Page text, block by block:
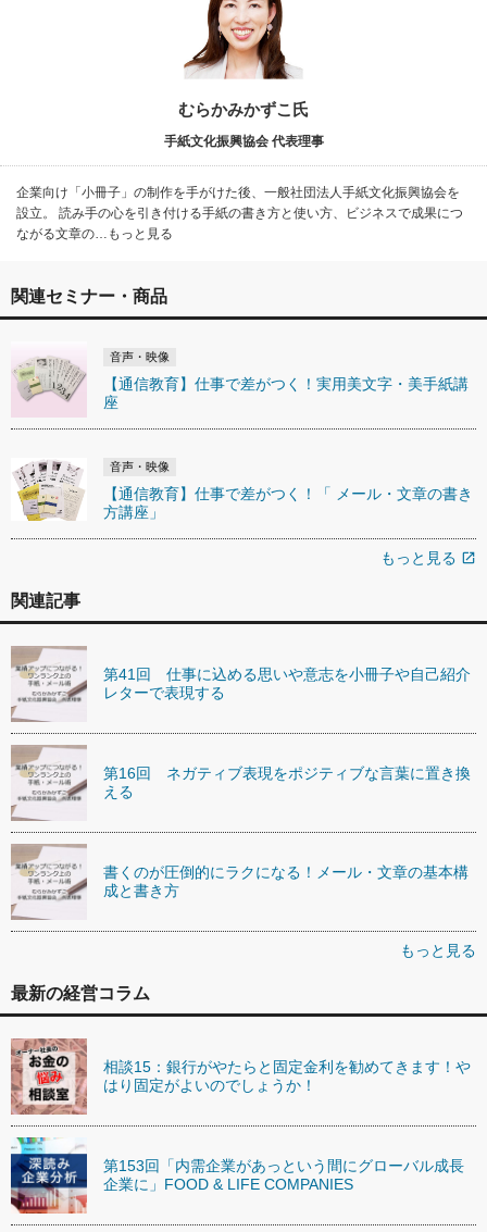
むらかみかずこ氏
手紙文化振興協会 代表理事
企業向け「小冊子」の制作を手がけた後、一般社団法人手紙文化振興協会を
設立。 読み手の心を引き付ける手紙の書き方と使い方、ビジネスで成果につ
ながる文章の…もっと見る
関連セミナー・商品
音声・映像
【通信教育】仕事で差がつく！実用美文字・美手紙講
座
音声・映像
【通信教育】仕事で差がつく！「 メール・文章の書き
方講座」
もっと見る open_in_new
関連記事
第41回 仕事に込める思いや意志を小冊子や自己紹介
レターで表現する
第16回 ネガティブ表現をポジティブな言葉に置き換
える
書くのが圧倒的にラクになる！メール・文章の基本構
成と書き方
もっと見る
最新の経営コラム
相談15：銀行がやたらと固定金利を勧めてきます！や
はり固定がよいのでしょうか！
第153回「内需企業があっという間にグローバル成長
企業に」FOOD & LIFE COMPANIES